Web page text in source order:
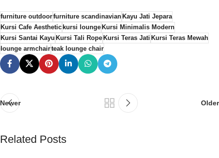
furniture outdoorfurniture scandinavianKayu Jati Jepara
Kursi Cafe Aesthetickursi loungeKursi Minimalis Modern
Kursi Santai Kayu Kursi Tali RopeKursi Teras Jati Kursi Teras Mewah
lounge armchairteak lounge chair
Newer Older
Related Posts